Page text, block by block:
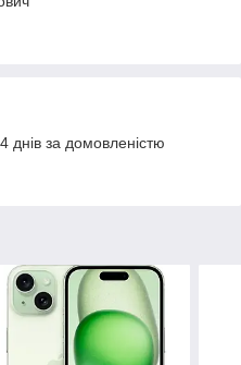
днів за домовленістю